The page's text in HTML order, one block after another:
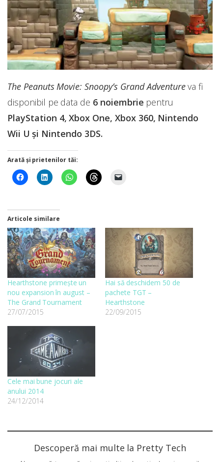
The Peanuts Movie: Snoopy’s Grand Adventureva fi
disponibil pe data de 6 noiembrie pentru
PlayStation 4, Xbox One, Xbox 360, Nintendo
Wii U și Nintendo 3DS.
Arată și prietenilor tăi:
Articole similare
Hearthstone primește un
nou expansion în august –
The Grand Tournament
27/07/2015
Hai să deschidem 50 de
pachete TGT –
Hearthstone
22/09/2015
Cele mai bune jocuri ale
anului 2014
24/12/2014
Descoperă mai multe la Pretty Tech